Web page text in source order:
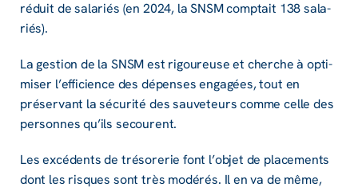
réduit de sala­riés (en 2024, la SNSM comp­tait 138 sala­
riés).
La gestion de la SNSM est rigou­reuse et cherche à opti­
mi­ser l’ef­fi­cience des dépenses enga­gées, tout en
préser­vant la sécu­rité des sauve­teurs comme celle des
personnes qu’ils secourent.
Les excé­dents de tréso­re­rie font l’objet de place­ments
dont les risques sont très modé­rés. Il en va de même,